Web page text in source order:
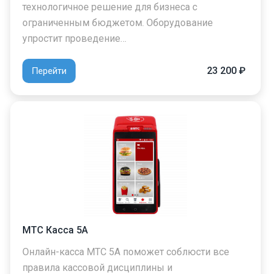
технологичное решение для бизнеса с
ограниченным бюджетом. Оборудование
упростит проведение…
Перейти 23 200 ₽
МТС Касса 5А
Онлайн-касса МТС 5А поможет соблюсти все
правила кассовой дисциплины и